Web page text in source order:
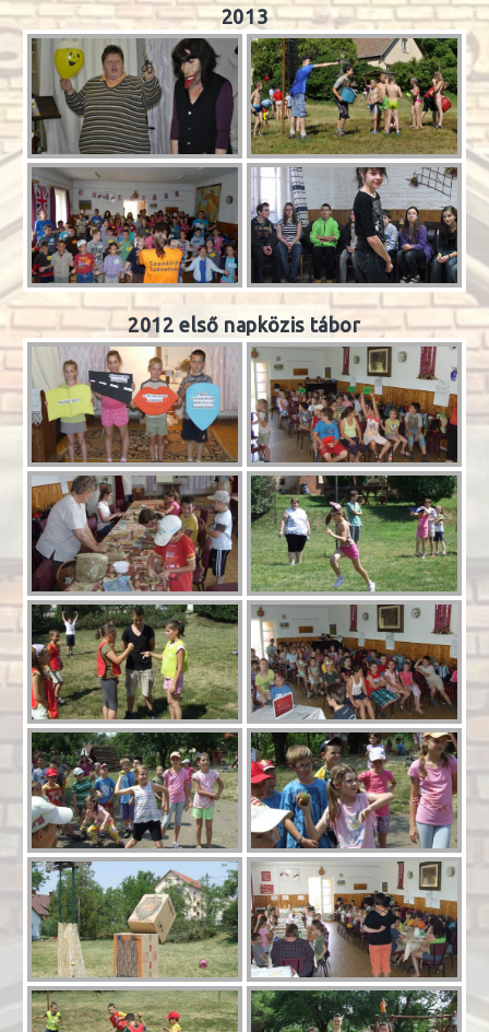
2013
2012 első napközis tábor